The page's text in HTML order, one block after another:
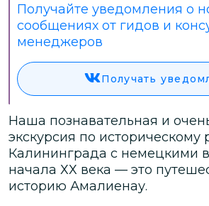
Получайте уведомления о
сообщениях от гидов и
менеджеров
Получать
Наша познавательная и
экскурсия по историческому
Калининграда с немецкими
начала ХХ века — это
историю Амалиенау.